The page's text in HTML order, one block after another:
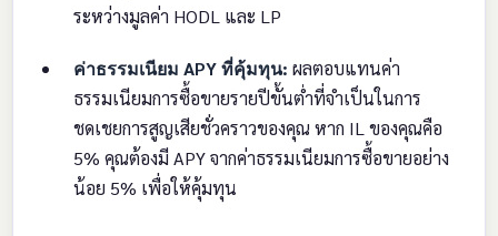
ระหว่างมูลค่า HODL และ LP
ค่าธรรมเนียม APY ที่คุ้มทุน: ผลตอบแทนค่า
ธรรมเนียมการซื้อขายรายปีขั้นต่ำที่จำเป็นในการ
ชดเชยการสูญเสียชั่วคราวของคุณ หาก IL ของคุณคือ
5% คุณต้องมี APY จากค่าธรรมเนียมการซื้อขายอย่าง
น้อย 5% เพื่อให้คุ้มทุน